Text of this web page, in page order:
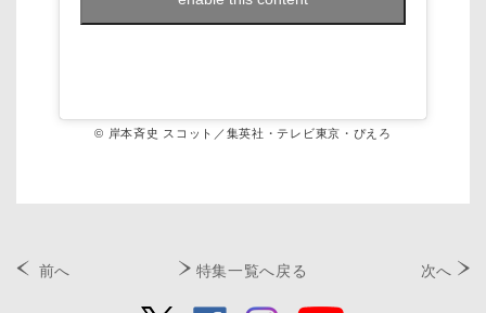
© 岸本斉史 スコット／集英社・テレビ東京・ぴえろ
前へ 特集一覧へ戻る 次へ